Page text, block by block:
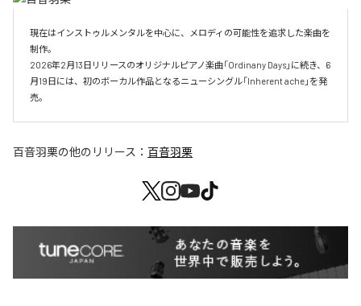
現在はインストゥルメンタルを中心に、メロディの可能性を追求した楽曲を
制作。
2026年2月13日リリースのオリジナルピアノ楽曲「Ordinany Days」に続き、6
月19日には、初のボーカル作品となるニューシングル「Inherent ache」を発
売。
百音羽栗の他のリリース： 百音羽栗